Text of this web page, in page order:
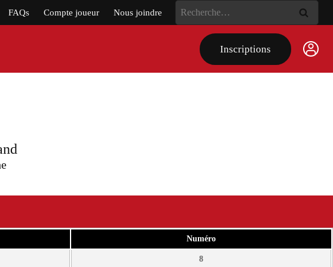
FAQs Compte joueur Nous joindre
Rechercher :
Inscriptions
Numéro
8